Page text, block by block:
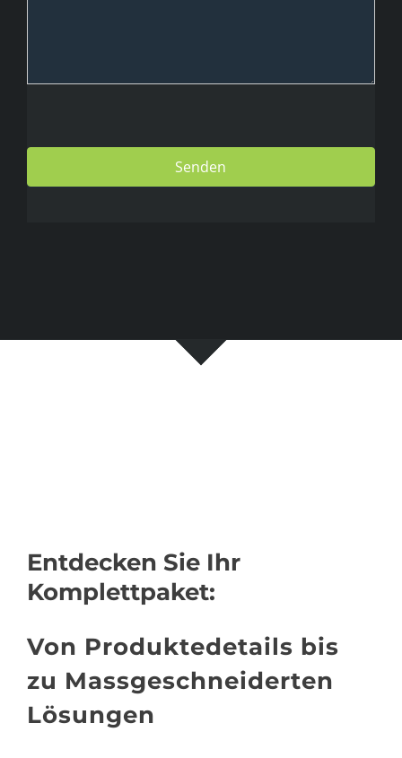
Senden
Entdecken Sie Ihr
Komplettpaket:
Von Produktedetails bis
zu Massgeschneiderten
Lösungen